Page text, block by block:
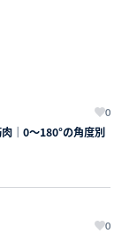
0
肉｜0〜180°の角度別
0